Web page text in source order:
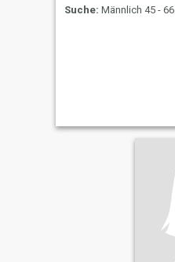
Suche: Männlich 45 - 66